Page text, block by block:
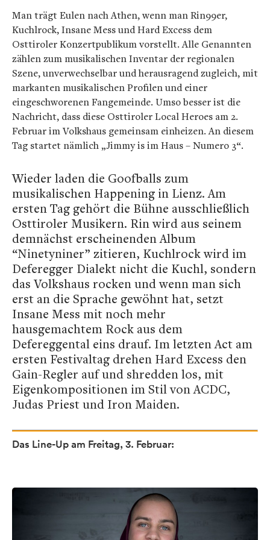
Man trägt Eulen nach Athen, wenn man Rin99er,
Kuchlrock, Insane Mess und Hard Excess dem
Osttiroler Konzertpublikum vorstellt. Alle Genannten
zählen zum musikalischen Inventar der regionalen
Szene, unverwechselbar und herausragend zugleich, mit
markanten musikalischen Profilen und einer
eingeschworenen Fangemeinde. Umso besser ist die
Nachricht, dass diese Osttiroler Local Heroes am 2.
Februar im Volkshaus gemeinsam einheizen. An diesem
Tag startet nämlich „Jimmy is im Haus – Numero 3“.
Wieder laden die Goofballs zum
musikalischen Happening in Lienz. Am
ersten Tag gehört die Bühne ausschließlich
Osttiroler Musikern. Rin wird aus seinem
demnächst erscheinenden Album
“Ninetyniner” zitieren, Kuchlrock wird im
Deferegger Dialekt nicht die Kuchl, sondern
das Volkshaus rocken und wenn man sich
erst an die Sprache gewöhnt hat, setzt
Insane Mess mit noch mehr
hausgemachtem Rock aus dem
Defereggental eins drauf. Im letzten Act am
ersten Festivaltag drehen Hard Excess den
Gain-Regler auf und shredden los, mit
Eigenkompositionen im Stil von ACDC,
Judas Priest und Iron Maiden.
Das Line-Up am Freitag, 3. Februar: